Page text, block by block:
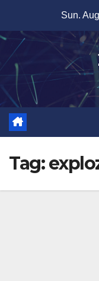
content
Sun.
Tag: